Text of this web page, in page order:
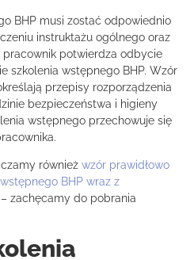
BHP musi zostać odpowiednio
instruktażu ogólnego oraz
pracownik potwierdza odbycie
szkolenia wstępnego BHP. Wzór
przepisy rozporządzenia
bezpieczeństwa i higieny
wstępnego przechowuje się
również wzór prawidłowo
BHP wraz z
– zachęcamy do pobrania